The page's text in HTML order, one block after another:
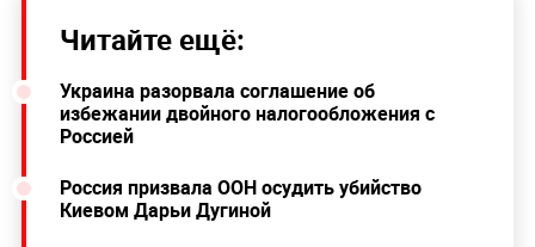
Читайте ещё:
Украина разорвала соглашение об
избежании двойного налогообложения с
Россией
Россия призвала ООН осудить убийство
Киевом Дарьи Дугиной